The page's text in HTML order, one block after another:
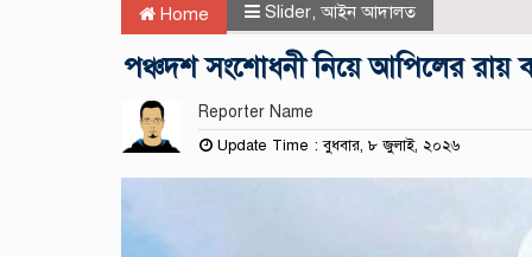
Home Slider, আইন আদালত
পঞ্চদশ সংশোধনী নিয়ে আপিলের রায়
Reporter Name
Update Time : বুধবার, ৮ জুলাই, ২০২৬